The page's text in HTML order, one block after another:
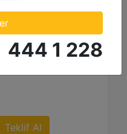
:
Teklif Al
444 1 228